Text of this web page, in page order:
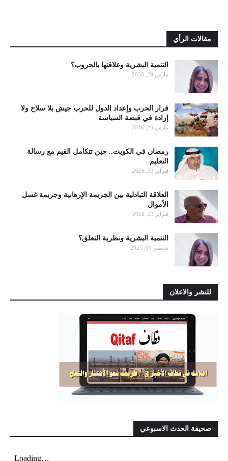
مقالات الرأي
التنمية البشرية وعلاقتها بالحروب؟
مارس 29, 2026
قرار الحرب وإعداد الدول للحرب جيش بلا سلاح ولا
إرادة في قبضة السياسة
مارس 26, 2026
رمضان في الكويت.. حين تتكامل القيم مع رسالة
التعليم
فبراير 23, 2026
العلاقة التبادلية بين الجريمة الإرهابية وجريمة غسل
الأموال
فبراير 23, 2026
التنمية البشرية ونظرية التعلق؟
سبتمبر 06, 2025
للنشر والاعلان
صحيفة الحدث الاسبوعي